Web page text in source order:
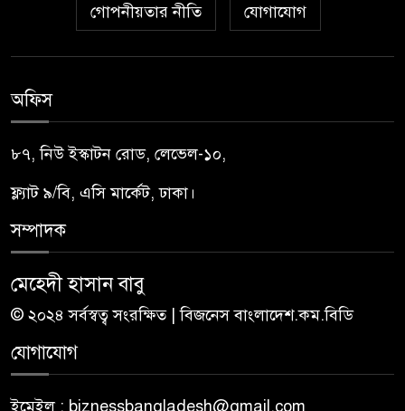
গোপনীয়তার নীতি যোগাযোগ
অফিস
৮৭, নিউ ইস্কাটন রোড, লেভেল-১০,
ফ্ল্যাট ৯/বি, এসি মার্কেট, ঢাকা।
সম্পাদক
মেহেদী হাসান বাবু
© ২০২৪ সর্বস্বত্ব সংরক্ষিত | বিজনেস বাংলাদেশ.কম.বিডি
যোগাযোগ
ইমেইল : biznessbangladesh@gmail.com